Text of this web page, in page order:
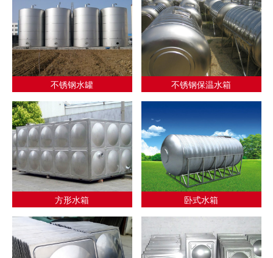
不锈钢水罐 不锈钢保温水箱
方形水箱 卧式水箱